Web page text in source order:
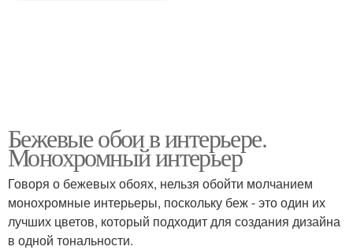
Бежевые обои в интерьере.
Монохромный интерьер
Говоря о бежевых обоях, нельзя обойти молчанием
монохромные интерьеры, поскольку беж - это один их
лучших цветов, который подходит для создания дизайна
в одной тональности.